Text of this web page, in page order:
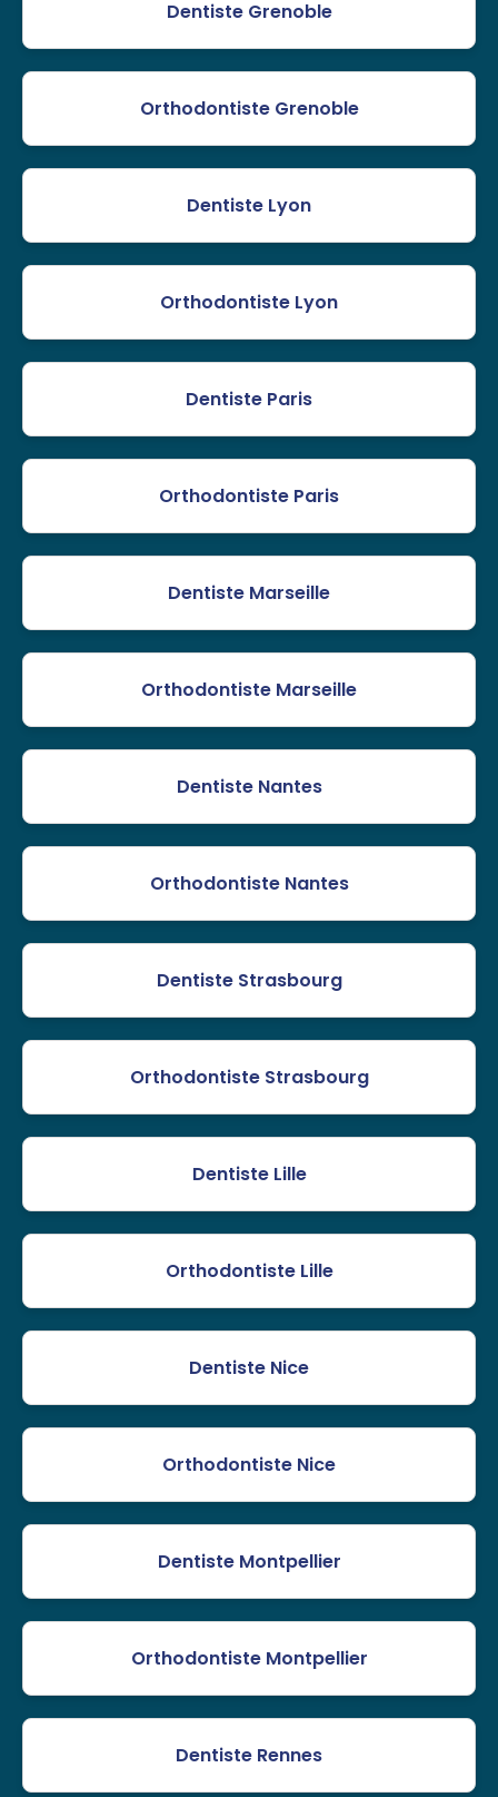
Dentiste Grenoble
Orthodontiste Grenoble
Dentiste Lyon
Orthodontiste Lyon
Dentiste Paris
Orthodontiste Paris
Dentiste Marseille
Orthodontiste Marseille
Dentiste Nantes
Orthodontiste Nantes
Dentiste Strasbourg
Orthodontiste Strasbourg
Dentiste Lille
Orthodontiste Lille
Dentiste Nice
Orthodontiste Nice
Dentiste Montpellier
Orthodontiste Montpellier
Dentiste Rennes